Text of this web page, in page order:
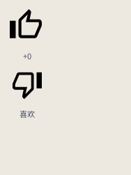
+0
喜欢